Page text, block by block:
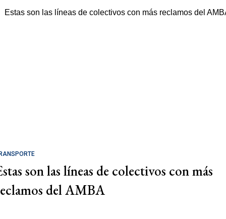
son las líneas de colectivos con más
del AMBA